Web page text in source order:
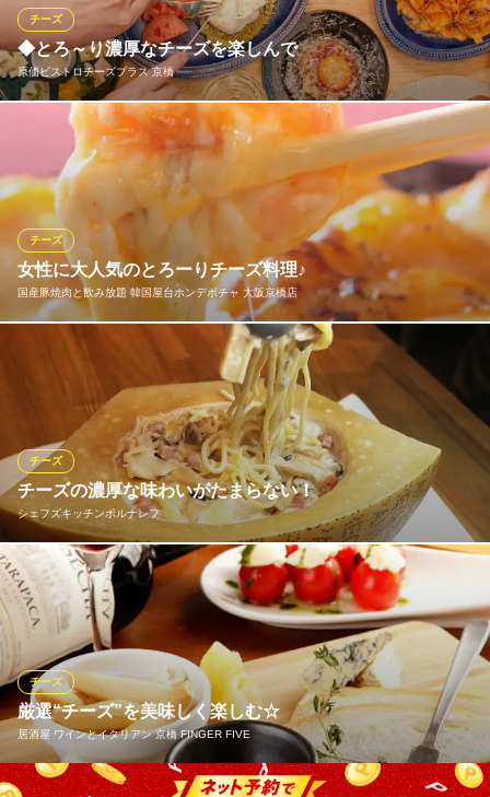
プサル)
肉×鍋×韓国料理×韓国バル OKOGE 京橋店
肉×韓国料理食べ放題
ＪＲ京橋駅 徒歩3分
大阪府大阪市都島区東野田町5-1-21 紫甲ビル4F
◆とろ～り濃厚なチーズを楽しんで
原価ビストロチーズプラス 京橋
チーズ
チーズ好きにはたまらないお店の《原価ビストロ チーズ＋（プラ
ス）》。フランスやイタリアなど世界各国から取り揃えた選りす
ぐりのチーズをご用意しております。お客様の目の前でとろ～っ
と流すのが魅力な料理も♪ぜひご賞味ください！
原価ビストロチーズプラス 京橋
SNS映えのチーズ料理
ＪＲ東西線大阪城北詰駅 徒歩3分
大阪府大阪市都島区東野田町1-2-1
女性に大人気のとろーりチーズ料理♪
国産豚焼肉と飲み放題 韓国屋台ホンデポチャ 大阪京橋店
チーズ
大人気のチーズタッカルビをはじめ、チーズを使った絶品料理が
満載！特に当店一押しメニュー「エビチーズフォンデュ」はぜひ
食べていただきたい一品！とろ～りチーズにプリプリのエビを絡
めてお召し上がりください♪いろいろ楽しみたい方にはハーフ＆ハ
ーフもおすすめです☆
国産豚焼肉と飲み放題 韓国屋台ホンデポチャ 大阪京橋店
韓国料理 韓国屋台
ＪＲ京橋駅 徒歩3分
大阪府大阪市都島区片町2-10-15 林ビル3F
チーズの濃厚な味わいがたまらない！
シェフズキッチンポルナレフ
チーズ
『パルミジャーノチーズのパスタ』1,100円（税抜）は、大きなパ
ルミジャーノチーズの中に熱々のクリームとパスタを入れて、シ
ェフがお客様の前で仕上げる料理です♪見応え抜群！当店へお越し
の際はぜひ頼んでほしい一品！濃厚なチーズソースのパスタに粗
びきペッパー仕上げで最後まで美味しくいただけます★
シェフズキッチンポルナレフ
イタリアンダイニング
ＪＲ京橋駅 徒歩5分
大阪府大阪市都島区片町2-7-21 片町ビル2F
厳選“チーズ”を美味しく楽しむ☆
居酒屋 ワインとイタリアン 京橋 FINGER FIVE
チーズ